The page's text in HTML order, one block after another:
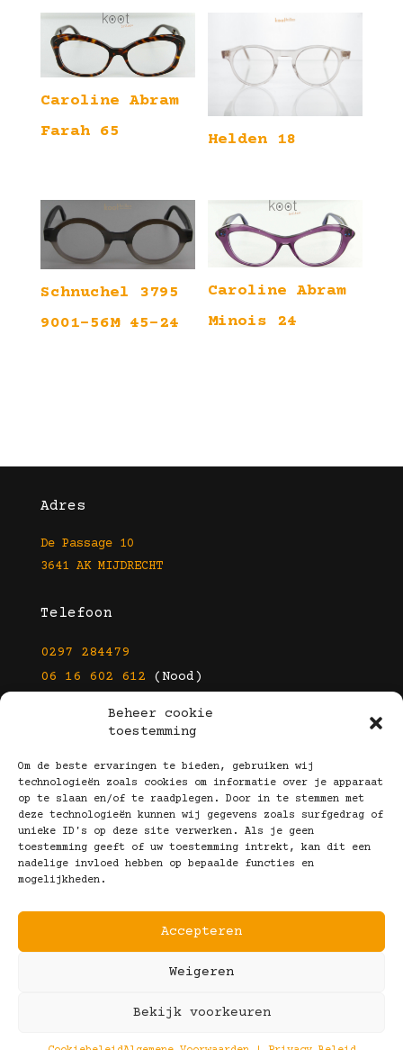
Beheer cookie
toestemming
Om de beste ervaringen te bieden, gebruiken wij
technologieën zoals cookies om informatie over je apparaat
op te slaan en/of te raadplegen. Door in te stemmen met
deze technologieën kunnen wij gegevens zoals surfgedrag of
unieke ID's op deze site verwerken. Als je geen
toestemming geeft of uw toestemming intrekt, kan dit een
nadelige invloed hebben op bepaalde functies en
mogelijkheden.
Accepteren
Weigeren
Bekijk voorkeuren
Caroline Abram
Farah 65
Helden 18
Schnuchel 3795
9001-56M 45-24
Caroline Abram
Minois 24
Adres
De Passage 10
3641 AK MIJDRECHT
Telefoon
0297 284479
06 16 602 612 (Nood)
info@kootbrillen.nl
Volg Ons!
Copyright © 2025 Koot Brillen
Algemene Voorwaarden